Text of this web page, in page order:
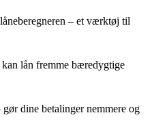
– et værktøj til
lån fremme bæredygtige
dine betalinger nemmere og